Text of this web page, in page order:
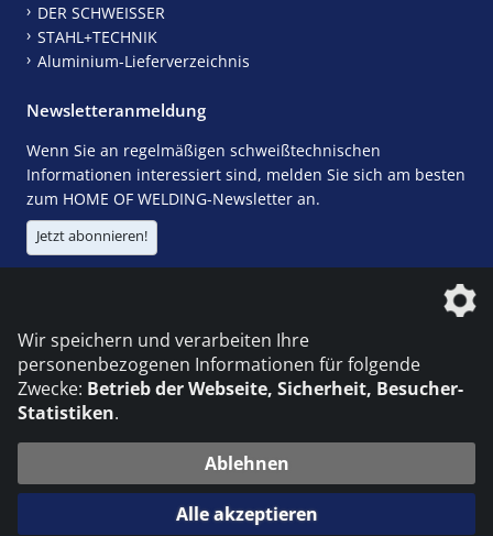
DER SCHWEISSER
STAHL+TECHNIK
Aluminium-Lieferverzeichnis
Newsletteranmeldung
Wenn Sie an regelmäßigen schweißtechnischen
Informationen interessiert sind, melden Sie sich am besten
zum HOME OF WELDING-Newsletter an.
Jetzt abonnieren!
Die DVS Media GmbH ist ein Unternehmen der
© 2026 DVS Media GmbH
Datenschutzeinstellungen
Wir speichern und verarbeiten Ihre
personenbezogenen Informationen für folgende
Zwecke: Betrieb der Webseite, Sicherheit, Besucher-
Statistiken.
Ablehnen
Alle akzeptieren